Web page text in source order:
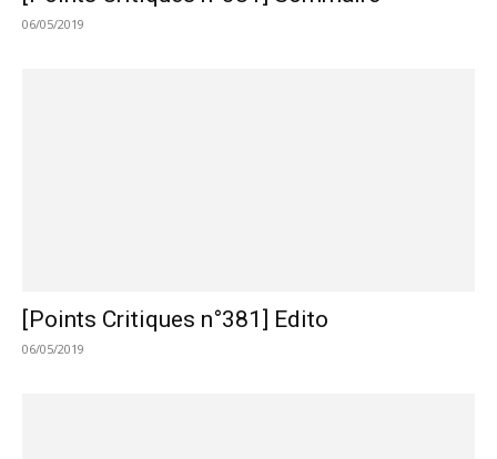
06/05/2019
[Points Critiques n°381] Edito
06/05/2019